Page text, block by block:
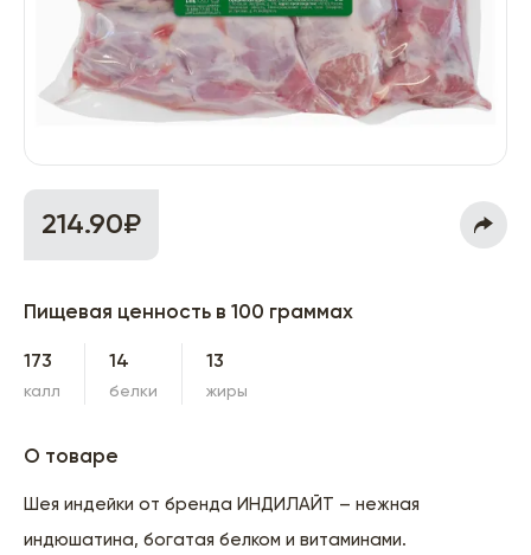
214.90₽
Пищевая ценность в 100 граммах
173
калл
14
белки
13
жиры
О товаре
Шея индейки от бренда ИНДИЛАЙТ – нежная
индюшатина, богатая белком и витаминами.